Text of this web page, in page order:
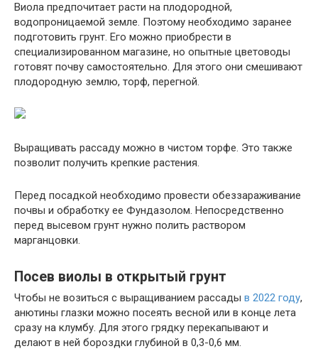
Виола предпочитает расти на плодородной,
водопроницаемой земле. Поэтому необходимо заранее
подготовить грунт. Его можно приобрести в
специализированном магазине, но опытные цветоводы
готовят почву самостоятельно. Для этого они смешивают
плодородную землю, торф, перегной.
Выращивать рассаду можно в чистом торфе. Это также
позволит получить крепкие растения.
Перед посадкой необходимо провести обеззараживание
почвы и обработку ее Фундазолом. Непосредственно
перед высевом грунт нужно полить раствором
марганцовки.
Посев виолы в открытый грунт
Чтобы не возиться с выращиванием рассады в 2022 году,
анютины глазки можно посеять весной или в конце лета
сразу на клумбу. Для этого грядку перекапывают и
делают в ней бороздки глубиной в 0,3-0,6 мм.